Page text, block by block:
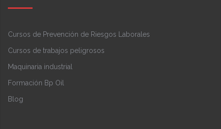
Cursos de Prevención de Riesgos Laborales
Cursos de trabajos peligrosos
Maquinaria industrial
Formación Bp Oil
Blog